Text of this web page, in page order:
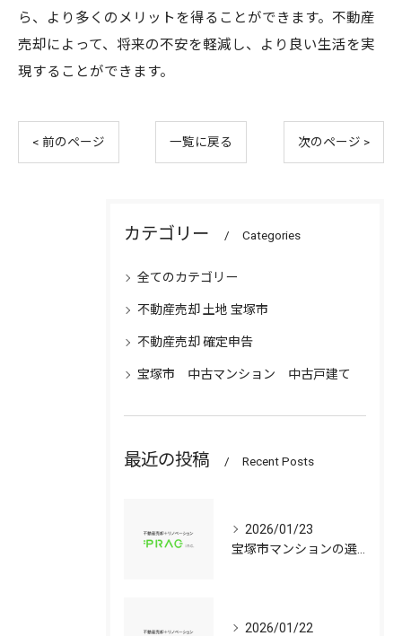
ら、より多くのメリットを得ることができます。不動産
売却によって、将来の不安を軽減し、より良い生活を実
現することができます。
< 前のページ 一覧に戻る 次のページ >
カテゴリー Categories
全てのカテゴリー
不動産売却 土地 宝塚市
不動産売却 確定申告
宝塚市 中古マンション 中古戸建て
最近の投稿 Recent Posts
2026/01/23
2026/01/22